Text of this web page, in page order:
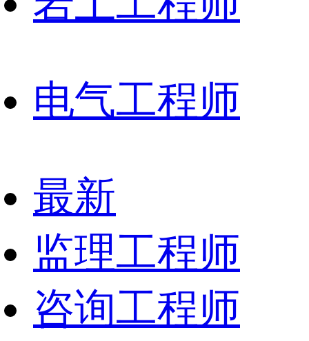
电气工程师
最新
监理工程师
咨询工程师